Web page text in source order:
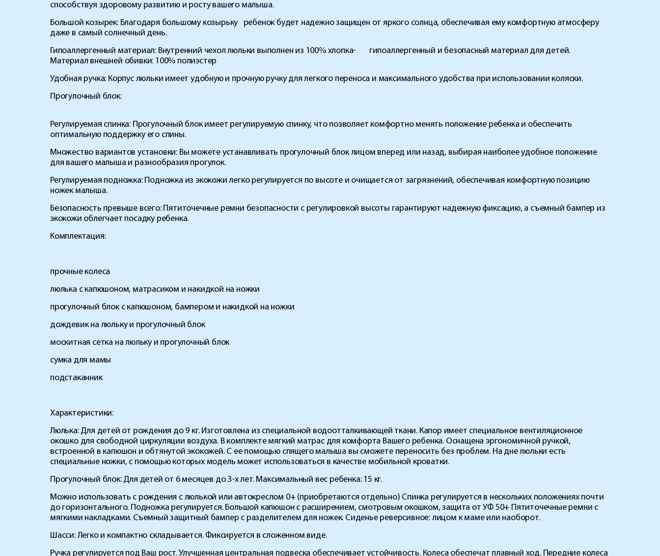
способствуя здоровому развитию и росту вашего малыша.
Большой козырек:Благодаря большому козырьку ребенок будет надежно защищен от яркого солнца, обеспечивая ему комфортную атмосферу
даже в самый солнечный день.
Гипоаллергенный материал: Внутренний чехол люльки выполнен из 100% хлопка- гипоаллергенный и безопасный материал для детей.
Материал внешней обивки: 100% полиэстер
Удобная ручка: Корпус люльки имеет удобную и прочную ручку для легкого переноса и максимального удобства при использовании коляски.
Прогулочный блок:
Регулируемая спинка: Прогулочный блок имеет регулируемую спинку, что позволяет комфортно менять положение ребенка и обеспечить
оптимальную поддержку его спины.
Множество вариантов установки: Вы можете устанавливать прогулочный блок лицом вперед или назад, выбирая наиболее удобное положение
для вашего малыша и разнообразия прогулок.
Регулируемая подножка:Подножка из экокожи легко регулируется по высоте и очищается от загрязнений, обеспечивая комфортную позицию
ножек малыша.
Безопасность превыше всего:Пятиточечные ремни безопасности с регулировкой высоты гарантируют надежную фиксацию, а съемный бампер из
экокожи облегчает посадку ребенка.
Комплектация:
прочные колеса
люлька с капюшоном, матрасиком и накидкой на ножки
прогулочный блок с капюшоном, бампером и накидкой на ножки
дождевик на люльку и прогулочный блок
москитная сетка на люльку и прогулочный блок
сумка для мамы
подстаканник
Характеристики:
Люлька:Для детей от рождения до 9 кг. Изготовлена из специальной водоотталкивающей ткани. Капор имеет специальное вентиляционное
окошко для свободной циркуляции воздуха. В комплекте мягкий матрас для комфорта Вашего ребенка. Оснащена эргономичной ручкой,
встроенной в капюшон и обтянутой экокожей. С ее помощью спящего малыша вы сможете переносить без проблем. На дне люльки есть
специальные ножки, с помощью которых модель может использоваться в качестве мобильной кроватки.
Прогулочный блок: Для детей от 6 месяцев до 3-х лет. Максимальный вес ребенка: 15 кг.
Можно использовать с рождения с люлькой или автокреслом 0+ (приобретаются отдельно) Спинка регулируется в нескольких положениях почти
до горизонтального. Подножка регулируется. Большой капюшон с расширением, смотровым окошком, защита от УФ 50+ Пятиточечные ремни с
мягкими накладками. Съемный защитный бампер с разделителем для ножек. Сиденье реверсивное: лицом к маме или наоборот.
Шасси:Легко и компактно складывается. Фиксируется в сложенном виде.
Ручка регулируется под Ваш рост. Улучшенная центральная подвеска обеспечивает устойчивость. Колеса обеспечат плавный ход. Передние колеса